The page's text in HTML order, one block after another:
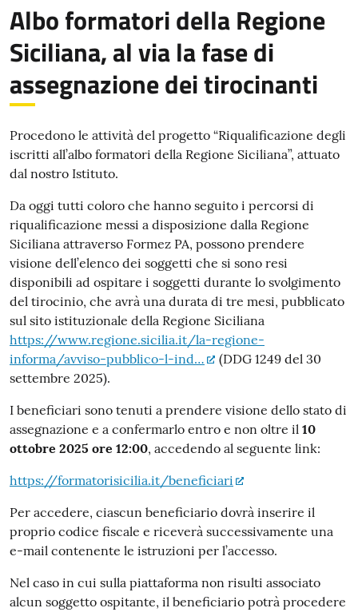
Albo formatori della Regione
Siciliana, al via la fase di
assegnazione dei tirocinanti
Procedono le attività del progetto “Riqualificazione degli
iscritti all’albo formatori della Regione Siciliana”, attuato
dal nostro Istituto.
Da oggi tutti coloro che hanno seguito i percorsi di
riqualificazione messi a disposizione dalla Regione
Siciliana attraverso Formez PA, possono prendere
visione dell’elenco dei soggetti che si sono resi
disponibili ad ospitare i soggetti durante lo svolgimento
del tirocinio, che avrà una durata di tre mesi, pubblicato
sul sito istituzionale della Regione Siciliana
https://www.regione.sicilia.it/la-regione-
informa/avviso-pubblico-l-ind…
(DDG 1249 del 30
settembre 2025).
I beneficiari sono tenuti a prendere visione dello stato di
assegnazione e a confermarlo entro e non oltre il 10
ottobre 2025 ore 12:00, accedendo al seguente link:
https://formatorisicilia.it/beneficiari
Per accedere, ciascun beneficiario dovrà inserire il
proprio codice fiscale e riceverà successivamente una
e-mail contenente le istruzioni per l’accesso.
Nel caso in cui sulla piattaforma non risulti associato
alcun soggetto ospitante, il beneficiario potrà procedere